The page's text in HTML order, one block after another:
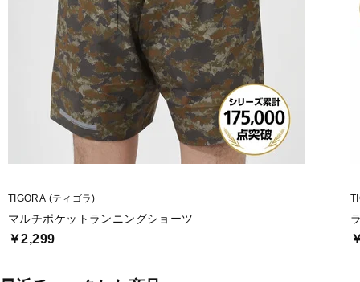
TIGORA (ティゴラ)
マルチポケットランニングショーツ
￥2,299